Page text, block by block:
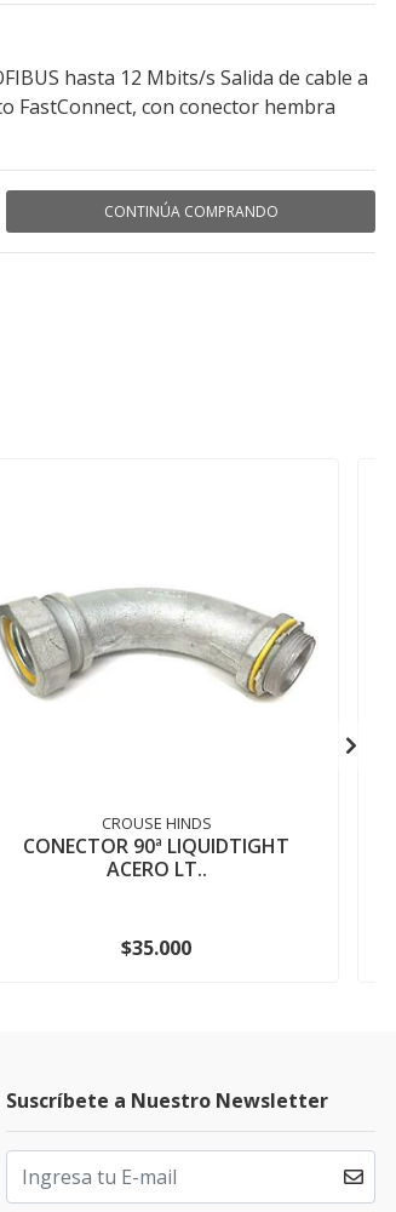
hasta 12 Mbits/s Salida de cable a
FastConnect, con conector hembra
CONTINÚA COMPRANDO
CROUSE HINDS
CONECTOR 90ª LIQUIDTIGHT
ACERO LT..
$35.000
Suscríbete a Nuestro Newsletter